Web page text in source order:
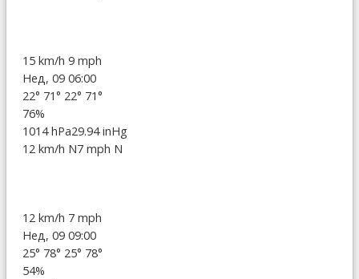
15 km/h 9 mph
Нед, 09 06:00
22° 71° 22° 71°
76%
1014 hPa29.94 inHg
12 km/h N7 mph N
12 km/h 7 mph
Нед, 09 09:00
25° 78° 25° 78°
54%